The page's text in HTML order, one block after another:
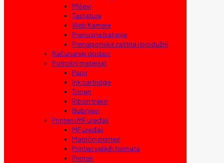
Miševi
Tastature
Web Kamere
Prenosne baterije
Prenaponska zaštita i produžni
Računarski dodaci
Potrošni materijal
Papir
Ink cartridge
Toneri
Ribon trake
Bubnjevi
Printeri i MF uređaji
MF uređaji
Matrični printeri
Printeri velikih formata
Printeri